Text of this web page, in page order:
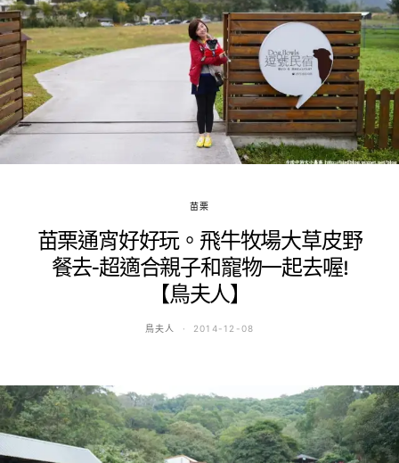
苗栗
苗栗通宵好好玩。飛牛牧場大草皮野
餐去-超適合親子和寵物一起去喔!
【鳥夫人】
鳥夫人 2014-12-08